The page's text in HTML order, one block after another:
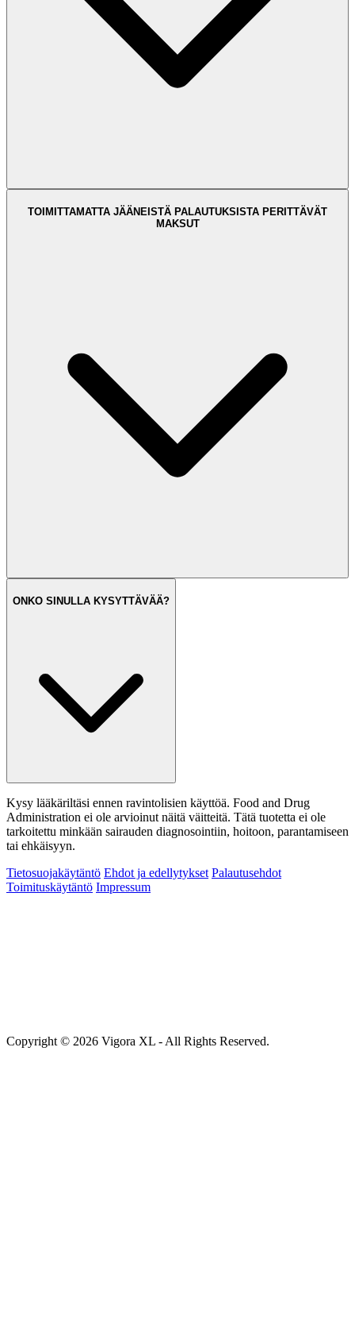
TOIMITTAMATTA JÄÄNEISTÄ PALAUTUKSISTA PERITTÄVÄT
MAKSUT
ONKO SINULLA KYSYTTÄVÄÄ?
Kysy lääkäriltäsi ennen ravintolisien käyttöä. Food and Drug
Administration ei ole arvioinut näitä väitteitä. Tätä tuotetta ei ole
tarkoitettu minkään sairauden diagnosointiin, hoitoon, parantamiseen
tai ehkäisyyn.
Tietosuojakäytäntö Ehdot ja edellytykset Palautusehdot
Toimituskäytäntö Impressum
Copyright © 2026 Vigora XL - All Rights Reserved.